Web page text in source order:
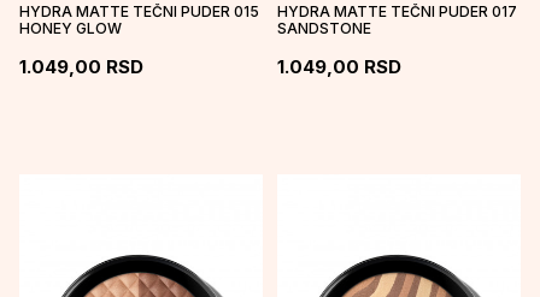
HYDRA MATTE TEČNI PUDER 015
HONEY GLOW
1.049,00 RSD
HYDRA MATTE TEČNI PUDER 017
SANDSTONE
1.049,00 RSD